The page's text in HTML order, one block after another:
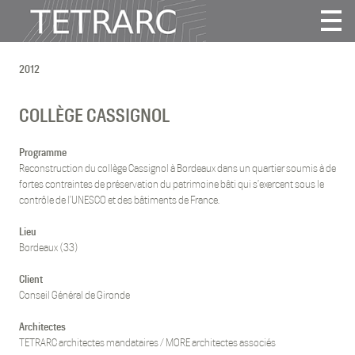
Actualité
Agence
Publications
Contact
Habitat
Activité
Santé
2012
COLLÈGE CASSIGNOL
Programme
Reconstruction du collège Cassignol à Bordeaux dans un quartier soumis à de
fortes contraintes de préservation du patrimoine bâti qui s’exercent sous le
contrôle de l’UNESCO et des bâtiments de France.
Lieu
Bordeaux (33)
Client
Conseil Général de Gironde
Architectes
TETRARC architectes mandataires / MORE architectes associés